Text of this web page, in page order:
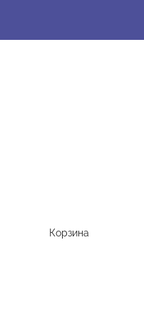
Корзина